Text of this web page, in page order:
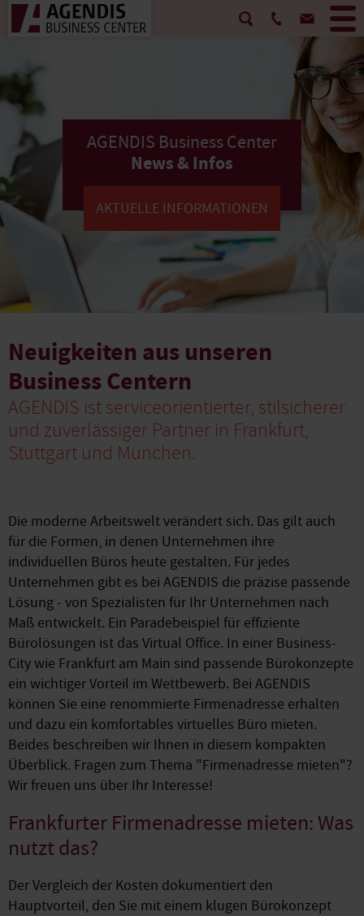
AGENDIS Business Center
News & Infos
AKTUELLE INFORMATIONEN
Neuigkeiten aus unseren
Business Centern
AGENDIS ist serviceorientierter, stilsicherer
und zuverlässiger Partner in Frankfurt,
Stuttgart und München.
Die moderne Arbeitswelt verändert sich. Das gilt auch
für die Formen, in denen Unternehmen ihre
individuellen Büros heute gestalten. Für jedes
Unternehmen gibt es bei AGENDIS die präzise passende
Lösung - von Spezialisten für Ihr Unternehmen nach
Maß entwickelt. Ein Paradebeispiel für effiziente
Bürolösungen ist das Virtual Office. In einer Business-
City wie Frankfurt am Main sind passende Bürokonzepte
ein wichtiger Vorteil im Wettbewerb. Bei AGENDIS
können Sie eine renommierte Firmenadresse erhalten
und dazu ein komfortables virtuelles Büro mieten.
Beides beschreiben wir Ihnen in diesem kompakten
Überblick. Fragen zum Thema "Firmenadresse mieten"?
Wir freuen uns über Ihr Interesse!
Frankfurter Firmenadresse mieten: Was
nutzt das?
Der Vergleich der Kosten dokumentiert den
Hauptvorteil, den Sie mit einem klugen Bürokonzept